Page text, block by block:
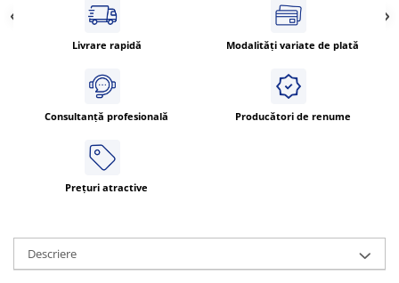
Senzori de presiune
Senzori distanta
Senzori inductivi
Senzori magnetici-rezistivi
Control si comutatie
Livrare rapidă Modalități variate de plată
Consultanță profesională Producători de renume
Prețuri atractive
Descriere